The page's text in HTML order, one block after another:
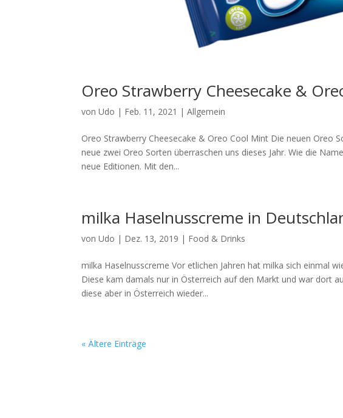
Oreo Strawberry Cheesecake &
vonUdo | Feb. 11, 2021 |Allgemein
Oreo Strawberry Cheesecake & Oreo Cool Mint Die neuen Oreo
neue zwei Oreo Sorten überraschen uns dieses Jahr. Wie die
neue Editionen. Mit den...
milka Haselnusscreme in
vonUdo | Dez. 13, 2019 | Food & Drinks
milka Haselnusscreme Vor etlichen Jahren hat milka sich einmal
Diese kam damals nur in Österreich auf den Markt und war dort
diese aber in Österreich wieder...
« Ältere Einträge